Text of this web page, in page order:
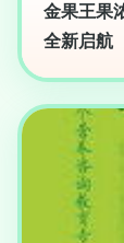
金果王果
全新启航